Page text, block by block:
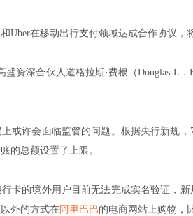
Uber在移动出行支付领域达成合作协议，
资深合伙人道格拉斯·费根（Douglas L
或许会面临监管的问题。根据央行新规
的总额设置了上限。
卡的境外用户目前无法完成实名验证，
外的方式在阿里巴巴的电商网站上购物，